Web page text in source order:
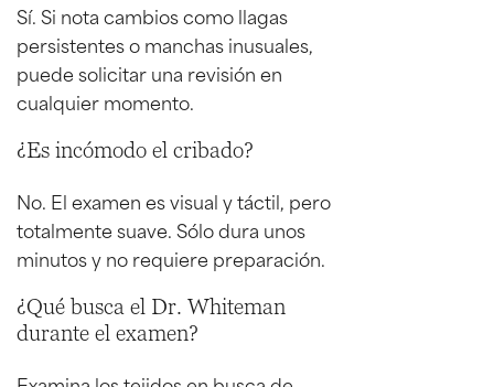
Sí. Si nota cambios como llagas
persistentes o manchas inusuales,
puede solicitar una revisión en
cualquier momento.
¿Es incómodo el cribado?
No. El examen es visual y táctil, pero
totalmente suave. Sólo dura unos
minutos y no requiere preparación.
¿Qué busca el Dr. Whiteman
durante el examen?